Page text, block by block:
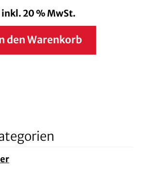
inkl. 20 % MwSt.
den Warenkorb